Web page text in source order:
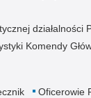
działalności
Komendy
Oficerowie